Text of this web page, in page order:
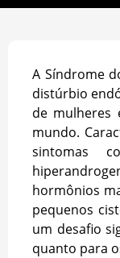
A Síndrome
distúrbio
de mulheres
mundo.
sintomas
hormônios
pequenos
um desafio
quanto para